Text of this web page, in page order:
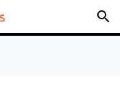
search